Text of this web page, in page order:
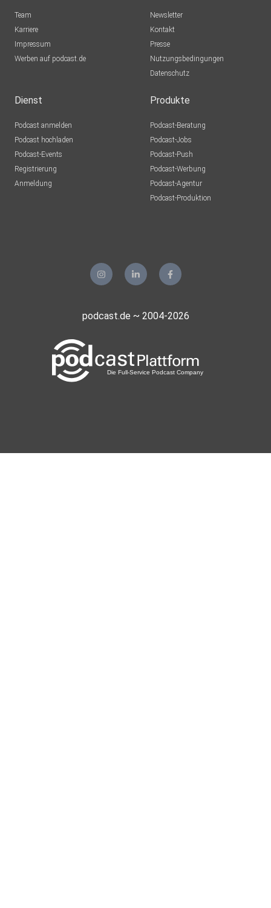
Team
Karriere
Impressum
Werben auf podcast.de
Newsletter
Kontakt
Presse
Nutzungsbedingungen
Datenschutz
Dienst
Podcast anmelden
Podcast hochladen
Podcast-Events
Registrierung
Anmeldung
Produkte
Podcast-Beratung
Podcast-Jobs
Podcast-Push
Podcast-Werbung
Podcast-Agentur
Podcast-Produktion
podcast.de ~ 2004-2026